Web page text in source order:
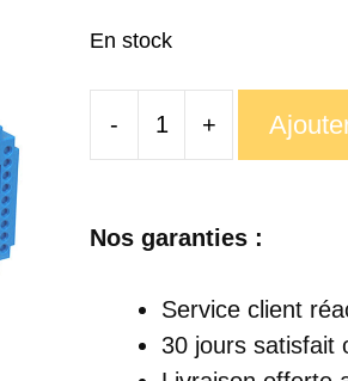
En stock
-
quantité
Style
+
Nos garanties :
Service client
30 jours satisfait